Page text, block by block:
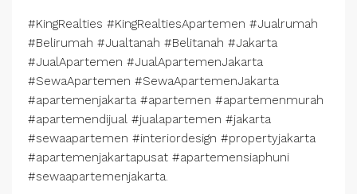
#KingRealties #KingRealtiesApartemen #Jualrumah
#Belirumah #Jualtanah #Belitanah #Jakarta
#JualApartemen #JualApartemenJakarta
#SewaApartemen #SewaApartemenJakarta
#apartemenjakarta #apartemen #apartemenmurah
#apartemendijual #jualapartemen #jakarta
#sewaapartemen #interiordesign #propertyjakarta
#apartemenjakartapusat #apartemensiaphuni
#sewaapartemenjakarta.